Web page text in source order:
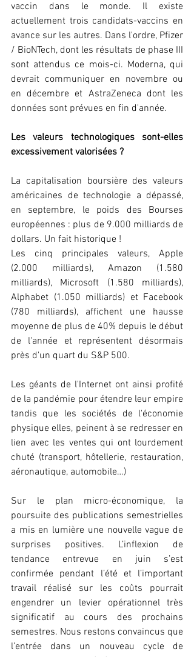
vaccin dans le monde. Il existe
actuellement trois candidats-vaccins en
avance sur les autres. Dans l'ordre, Pfizer
/ BioNTech, dont les résultats de phase III
sont attendus ce mois-ci. Moderna, qui
devrait communiquer en novembre ou
en décembre et AstraZeneca dont les
données sont prévues en fin d'année.
Les valeurs technologiques sont-elles
excessivement valorisées ?
La capitalisation boursière des valeurs
américaines de technologie a dépassé,
en septembre, le poids des Bourses
européennes : plus de 9.000 milliards de
dollars. Un fait historique !
Les cinq principales valeurs, Apple
(2.000 milliards), Amazon (1.580
milliards), Microsoft (1.580 milliards),
Alphabet (1.050 milliards) et Facebook
(780 milliards), affichent une hausse
moyenne de plus de 40% depuis le début
de l'année et représentent désormais
près d'un quart du S&P 500.
Les géants de l'Internet ont ainsi profité
de la pandémie pour étendre leur empire
tandis que les sociétés de l'économie
physique elles, peinent à se redresser en
lien avec les ventes qui ont lourdement
chuté (transport, hôtellerie, restauration,
aéronautique, automobile…)
Sur le plan micro-économique, la
poursuite des publications semestrielles
a mis en lumière une nouvelle vague de
surprises positives. L’inflexion de
tendance entrevue en juin s’est
confirmée pendant l’été et l’important
travail réalisé sur les coûts pourrait
engendrer un levier opérationnel très
significatif au cours des prochains
semestres. Nous restons convaincus que
l’entrée dans un nouveau cycle de